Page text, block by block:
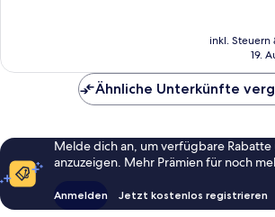
inkl.
19.
Ähnliche Unterkünfte
Melde dich an, um verfügbare
anzuzeigen. Mehr Prämien für noch
Anmelden Jetzt kostenlos registrieren